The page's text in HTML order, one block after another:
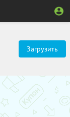
Загрузить